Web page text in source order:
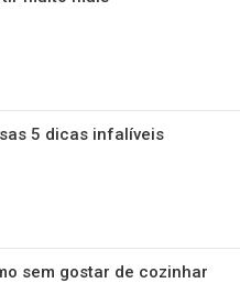
5 dicas infalíveis
sem gostar de cozinhar